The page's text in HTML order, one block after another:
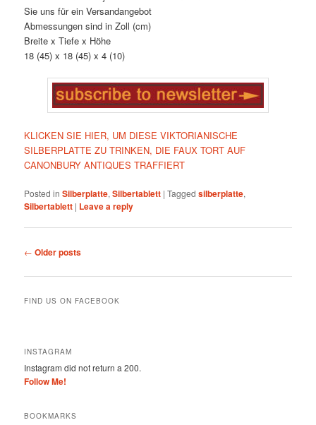
Sie uns für ein Versandangebot
Abmessungen sind in Zoll (cm)
Breite x Tiefe x Höhe
18 (45) x 18 (45) x 4 (10)
KLICKEN SIE HIER, UM DIESE VIKTORIANISCHE
SILBERPLATTE ZU TRINKEN, DIE FAUX TORT AUF
CANONBURY ANTIQUES TRAFFIERT
Posted in Silberplatte,Silbertablett |Tagged silberplatte,
Silbertablett | Leave a reply
Post
← Older posts
FIND US ON FACEBOOK
INSTAGRAM
Instagram did not return a 200.
Follow Me!
BOOKMARKS